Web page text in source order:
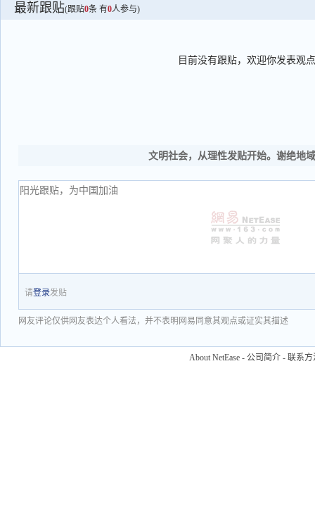
最新跟贴(跟贴0条 有0人参与)
目前没有跟贴，欢迎你发表观点
文明社会，从理性发贴开始。谢绝地
请登录发贴
网友评论仅供网友表达个人看法，并不表明网易同意其观点或证实其描述
About NetEase - 公司简介 - 联系方